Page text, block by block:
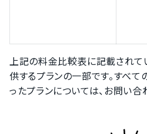
上記の料金比較表に記載されて
供するプランの一部です。すべて
ったプランについては、お問い合